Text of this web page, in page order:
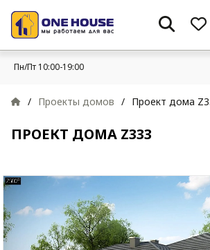
Пн/Пт 10:00-19:00
/ Проекты домов / Проект дома
ПРОЕКТ ДОМА Z333